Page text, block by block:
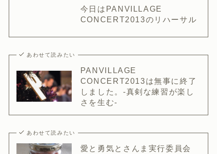
今日はPANVILLAGE
CONCERT2013のリハーサル
あわせて読みたい
PANVILLAGE
CONCERT2013は無事に終了
しました。-真剣な練習が楽し
さを生む-
あわせて読みたい
愛と勇気とさんま実行委員会